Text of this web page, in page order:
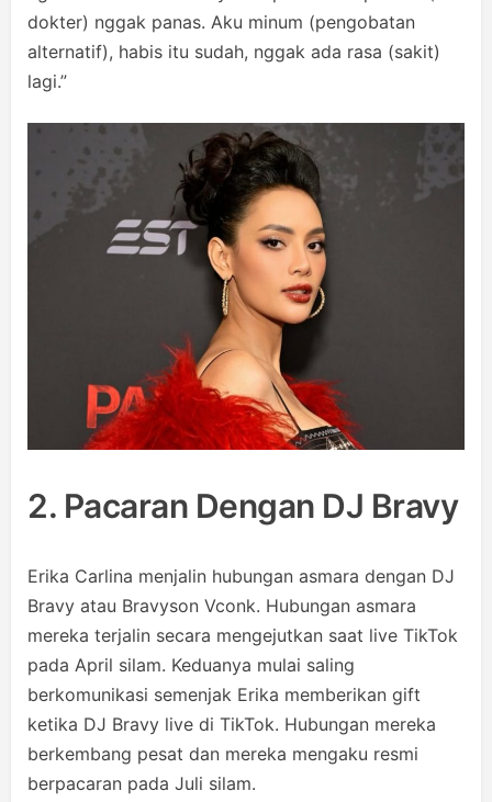
dokter) nggak panas. Aku minum (pengobatan
alternatif), habis itu sudah, nggak ada rasa (sakit)
lagi.”
2. Pacaran Dengan DJ Bravy
Erika Carlina menjalin hubungan asmara dengan DJ
Bravy atau Bravyson Vconk. Hubungan asmara
mereka terjalin secara mengejutkan saat live TikTok
pada April silam. Keduanya mulai saling
berkomunikasi semenjak Erika memberikan gift
ketika DJ Bravy live di TikTok. Hubungan mereka
berkembang pesat dan mereka mengaku resmi
berpacaran pada Juli silam.